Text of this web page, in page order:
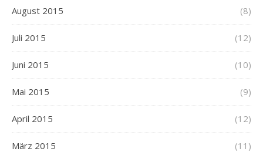
August 2015 (8)
Juli 2015 (12)
Juni 2015 (10)
Mai 2015 (9)
April 2015 (12)
März 2015 (11)